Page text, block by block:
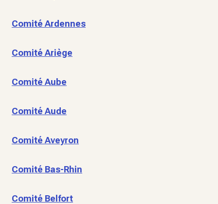
Comité Ardennes
Comité Ariège
Comité Aube
Comité Aude
Comité Aveyron
Comité Bas-Rhin
Comité Belfort